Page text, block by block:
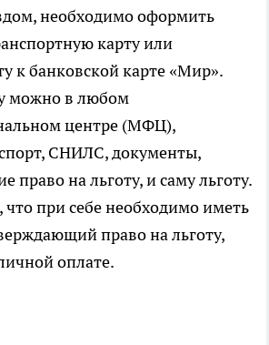
необходимо оформить
карту или
к банковской карте «Мир».
можно в любом
центре (МФЦ),
СНИЛС, документы,
право на льготу, и саму льготу.
при себе необходимо иметь
право на льготу,
оплате.